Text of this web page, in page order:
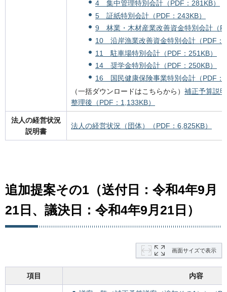
4 集中管理特別会計（PDF：281KB）
5 証紙特別会計（PDF：243KB）
9 林業・木材産業改善資金特別会計（
10 沿岸漁業改善資金特別会計（PDF：
11 駐車場特別会計（PDF：251KB）
14 奨学金特別会計（PDF：250KB）
16 国民健康保険事業特別会計（PDF：
（一括ダウンロードはこちらから） 補正予算説
整理後（PDF：1,133KB）
法人の経営状況
説明書
法人の経営状況（団体）（PDF：6,825KB）
追加提案その1（送付日：令和4年9月
21日、議決日：令和4年9月21日）
画面サイズで表示
項目 内容